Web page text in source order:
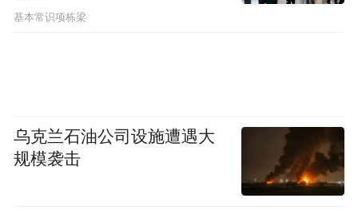
基本常识项栋梁
乌克兰石油公司设施遭遇大
规模袭击